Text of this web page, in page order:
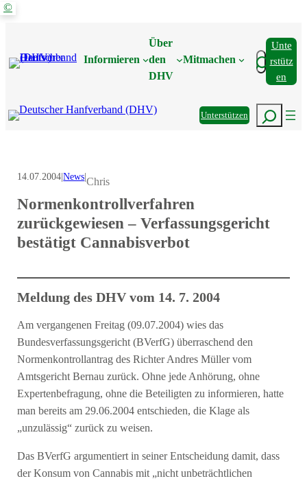
Zum
Informieren
Über
den
DHV
Mitmachen Suchen
Unte
Rstütz
En
UnterstützenSuchen
©
14.07.2004|News|Chris
Normenkontrollverfahren
zurückgewiesen – Verfassungsgericht
bestätigt Cannabisverbot
Meldung des DHV vom 14. 7. 2004
Am vergangenen Freitag (09.07.2004) wies das
Bundesverfassungsgericht (BVerfG) überraschend den
Normenkontrollantrag des Richter Andres Müller vom
Amtsgericht Bernau zurück. Ohne jede Anhörung, ohne
Expertenbefragung, ohne die Beteiligten zu informieren, hatte
man bereits am 29.06.2004 entschieden, die Klage als
„unzulässig“ zurück zu weisen.
Das BVerfG argumentiert in seiner Entscheidung damit, dass
der Konsum von Cannabis mit „nicht unbeträchtlichen